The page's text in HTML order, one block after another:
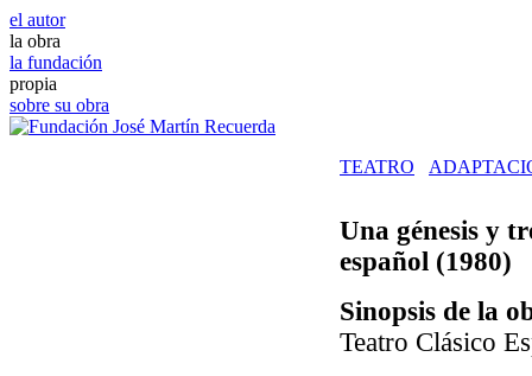
el autor
la obra
la fundación
propia
sobre su obra
TEATRO
Una génesis y
español (1980)
Sinopsis de la
Teatro Clásico